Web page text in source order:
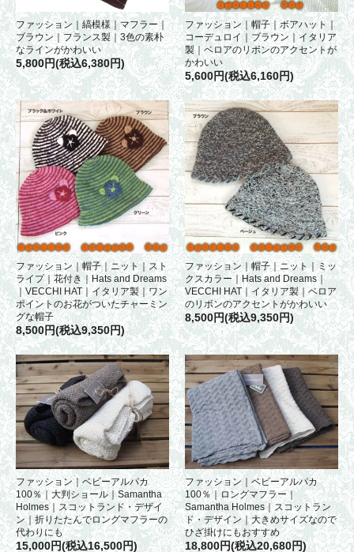
ファッション｜縞模様｜マフラー｜
ブラウン｜フランス製｜3色の素朴
なラインがかわいい
5,800円(税込6,380円)
ファッション｜帽子｜ボアハット｜
コーデュロイ｜ブラウン｜イタリア
製｜ベロアのリボンのアクセントが
かわいい
5,600円(税込6,160円)
ファッション｜帽子｜ニット｜スト
ライプ｜花付き｜Hats and Dreams
｜VECCHI HAT｜イタリア製｜ワン
ポイントのお花がついたチャーミン
グな帽子
8,500円(税込9,350円)
ファッション｜帽子｜ニット｜ミッ
クスカラー｜Hats and Dreams｜
VECCHI HAT｜イタリア製｜ベロア
のリボンのアクセントがかわいい
8,500円(税込9,350円)
ファッション｜ベビーアルパカ
100％｜大判ショール｜Samantha
Holmes｜スコットランド・デザイ
ン｜折りたたんでロングマフラーの
代わりにも
15,000円(税込16,500円)
ファッション｜ベビーアルパカ
100％｜ロングマフラー｜
Samantha Holmes｜スコットラン
ド・デザイン｜大きめサイズなので
ひざ掛けにもおすすめ
18,800円(税込20,680円)